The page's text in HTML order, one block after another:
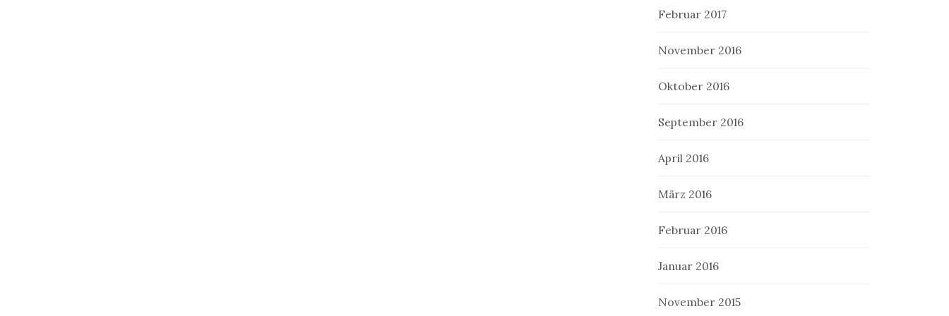
Februar 2017
November 2016
Oktober 2016
September 2016
April 2016
März 2016
Februar 2016
Januar 2016
November 2015